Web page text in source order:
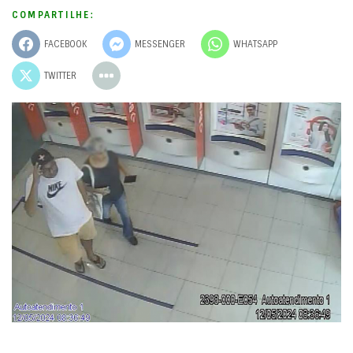
COMPARTILHE:
FACEBOOK MESSENGER WHATSAPP
TWITTER